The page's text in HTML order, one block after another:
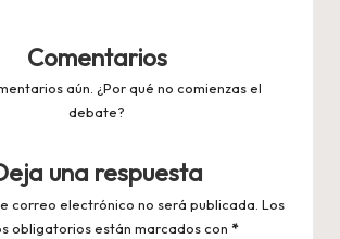
Comentarios
aún. ¿Por qué no comienzas el
debate?
una respuesta
correo electrónico no será publicada. Los
obligatorios están marcados con *